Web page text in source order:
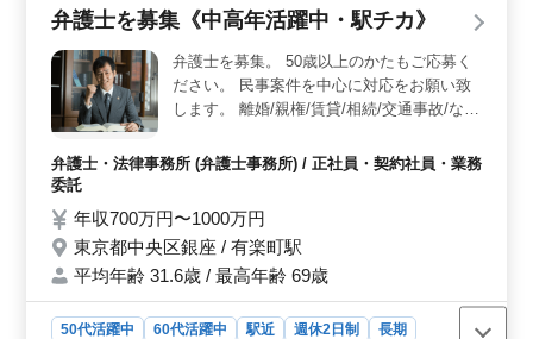
な方々が大活躍中で、土日祝休みでプライベートも充実
しています。 ＜働きやすさ抜群＞ 正社員・契約社
員・業務委託の選択肢があります。週5日勤務で、土日祝
がお休みです。残業はほぼなしで、プライベートも大切
にできます。給与は年収600万円〜1400万円で、交通費
も実費支給されます。社会保険完備で安心してお仕事が
できます。 ＜キャリアの発展＞ 弁護士業務に特化
した事務所で、企業法務の専門家としてキャリアを築く
ことが可能です。日本橋の閑静なエリアに位置し、働き
やすい環境が整っています。経験豊富な先輩方のサポー
トのもと、さらなるスキルアップやキャリアの発展が期
待できます。
弁護士を募集《中高年活躍中・駅チカ》
弁護士を募集。 50歳以上のかたもご応募く
ださい。 民事案件を中心に対応をお願い致
します。 離婚/親権/賃貸/相続/交通事故/など
たもご相談にのります。 ご応募お待ちして
弁護士・法律事務所 (弁護士事務所) / 正社員・契約社員・業務
委託
年収700万円〜1000万円
東京都中央区銀座 / 有楽町駅
平均年齢 31.6歳 / 最高年齢 69歳
50代活躍中 60代活躍中 駅近 週休2日制
長期